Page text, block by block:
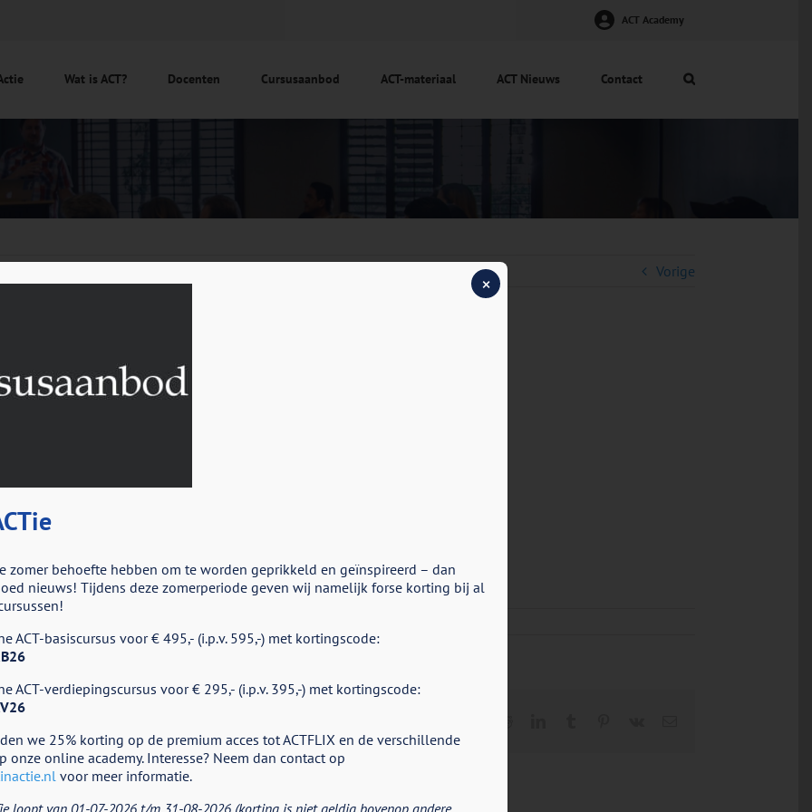
ACT Academy
Wat is ACT? Docenten Cursusaanbod ACT-materiaal ACT Nieuws Contact
Vorige
zomer behoefte hebben om te worden geprikkeld en geïnspireerd – dan
nieuws! Tijdens deze zomerperiode geven wij namelijk forse korting bij al
ACT-basiscursus voor € 495,- (i.p.v. 595,-) met kortingscode:
ACT-verdiepingscursus voor € 295,- (i.p.v. 395,-) met kortingscode:
we 25% korting op de premium acces tot ACTFLIX en de verschillende
onze online academy. Interesse? Neem dan contact op
voor meer informatie.
loopt van 01-07-2026 t/m 31-08-2026 (korting is niet geldig bovenop andere
×